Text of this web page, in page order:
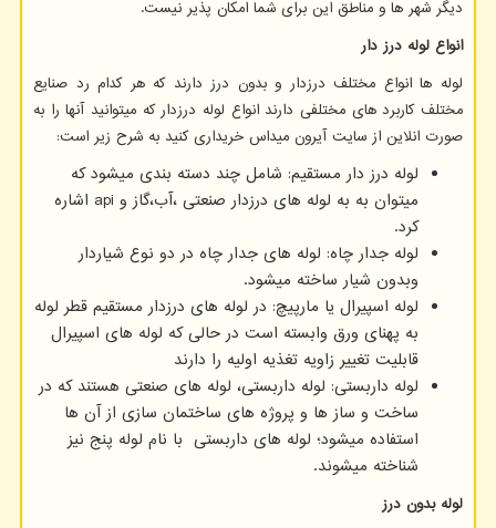
دیگر شهر ها و مناطق این برای شما امکان پذیر نیست.
انواع لوله درز دار
لوله ها انواع مختلف درزدار و بدون درز دارند که هر کدام رد صنایع
مختلف کاربرد های مختلفی دارند انواع لوله درزدار که میتوانید آنها را به
صورت انلاین از سایت آیرون میداس خریداری کنید به شرح زیر است:
لوله درز دار مستقیم: شامل چند دسته بندی میشود که
میتوان به به لوله های درزدار صنعتی ،آب،گاز و api اشاره
کرد.
لوله جدار چاه: لوله های جدار چاه در دو نوع شیاردار
وبدون شیار ساخته میشود.
لوله اسپیرال یا مارپیچ: در لوله های درزدار مستقیم قطر لوله
به پهنای ورق وابسته است در حالی که لوله های اسپیرال
قابلیت تغییر زاویه تغذیه اولیه را دارند
لوله داربستی: لوله داربستی، لوله های صنعتی هستند که در
ساخت و ساز ها و پروژه های ساختمان سازی از آن ها
استفاده میشود؛ لوله های داربستی با نام لوله پنج نیز
شناخته میشوند.
لوله بدون درز